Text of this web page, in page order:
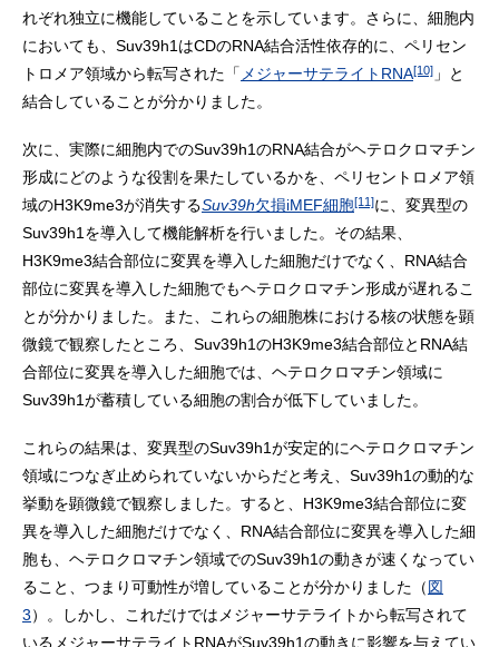
れぞれ独立に機能していることを示しています。さらに、細胞内
においても、Suv39h1はCDのRNA結合活性依存的に、ペリセン
トロメア領域から転写された「 メジャーサテライトRNA[10] 」と
結合していることが分かりました。
次に、実際に細胞内でのSuv39h1のRNA結合がヘテロクロマチン
形成にどのような役割を果たしているかを、ペリセントロメア領
域のH3K9me3が消失するSuv39h欠損iMEF細胞[11]に、変異型の
Suv39h1を導入して機能解析を行いました。その結果、
H3K9me3結合部位に変異を導入した細胞だけでなく、RNA結合
部位に変異を導入した細胞でもヘテロクロマチン形成が遅れるこ
とが分かりました。また、これらの細胞株における核の状態を顕
微鏡で観察したところ、Suv39h1のH3K9me3結合部位とRNA結
合部位に変異を導入した細胞では、ヘテロクロマチン領域に
Suv39h1が蓄積している細胞の割合が低下していました。
これらの結果は、変異型のSuv39h1が安定的にヘテロクロマチン
領域につなぎ止められていないからだと考え、Suv39h1の動的な
挙動を顕微鏡で観察しました。すると、H3K9me3結合部位に変
異を導入した細胞だけでなく、RNA結合部位に変異を導入した細
胞も、ヘテロクロマチン領域でのSuv39h1の動きが速くなってい
ること、つまり可動性が増していることが分かりました（図
3）。しかし、これだけではメジャーサテライトから転写されて
いるメジャーサテライトRNAがSuv39h1の動きに影響を与えてい